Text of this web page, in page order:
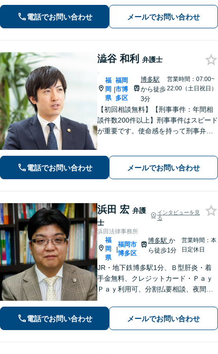
詐欺、刑事事件（博多警察署まで徒歩5
分）や相続にも対応。
電話でお問い合わせ メールでお問い合わせ
澁谷 和利 弁護士
.
福
岡
県
|
福岡
市博
多区
博多駅
から徒歩
3分
営業時間：07:00~
22:00（土日祝日）
【初回相談無料】【刑事事件：年間相
談件数200件以上】刑事事件はスピード
が重要です。使命感を持って刑事弁護
対応可能：通訳を介さず英語で直接サ
ポート】
電話でお問い合わせ メールでお問い合わせ
浜田 宏 弁護
士
インタビューを見
る
浜田法律事務所
福
岡
県
|
福岡市
博多区
博多駅 か
ら徒歩1分
営業時間：本
日定休日
JR・地下鉄博多駅1分、Ｂ型肝炎・着
手金無料、クレジットカード・Ｐａｙ
Ｐａｙ利用可、分割払要相談、夜間・
1年。インターネット問題、医療、離
婚、相続、後見、交通事故、借金、労
働、民事全般取扱い
電話でお問い合わせ メールでお問い合わせ